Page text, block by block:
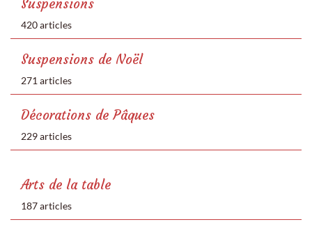
Suspensions
420 articles
Suspensions de Noël
271 articles
Décorations de Pâques
229 articles
Arts de la table
187 articles